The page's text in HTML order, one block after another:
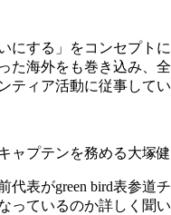
する」をコンセプト
た海外をも巻き込み、
ティア活動に従事してい
ャプテンを務める大塚
代表がgreen bird表参
っているのか詳しく聞